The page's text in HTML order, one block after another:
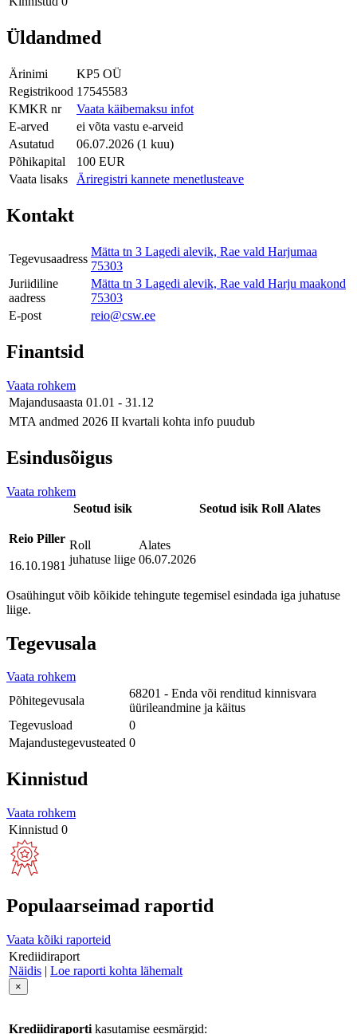
Üldandmed
Ärinimi
KP5 OÜ
Registrikood 17545583
KMKR nr
Vaata käibemaksu infot
E-arved
ei võta vastu e-arveid
Asutatud
06.07.2026 (1 kuu)
Põhikapital
100 EUR
Vaata lisaks
Äriregistri kannete menetlusteave
Kontakt
Tegevusaadress
Mätta tn 3 Lagedi alevik, Rae vald Harjumaa
75303
Juriidiline
aadress
Mätta tn 3 Lagedi alevik, Rae vald Harju maakond
75303
E-post
reio@csw.ee
Finantsid
Vaata rohkem
Majandusaasta 01.01 - 31.12
MTA andmed 2026 II kvartali kohta info puudub
Esindusõigus
Vaata rohkem
Seotud isik
Seotud isik Roll Alates
Reio Piller
16.10.1981
Roll
juhatuse liige
Alates
06.07.2026
Osaühingut võib kõikide tehingute tegemisel esindada iga juhatuse
liige.
Tegevusala
Vaata rohkem
Põhitegevusala
68201 - Enda või renditud kinnisvara
üürileandmine ja käitus
Tegevusload
0
Majandustegevusteated 0
Kinnistud
Vaata rohkem
Kinnistud 0
Populaarseimad raportid
Vaata kõiki raporteid
Krediidiraport
Näidis | Loe raporti kohta lähemalt
×
Krediidiraporti kasutamise eesmärgid: